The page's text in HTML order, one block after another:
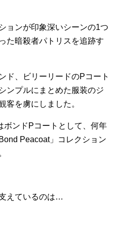
ョンが印象深いシーンの1つ
た暗殺者パトリスを追跡す
ド、ビリーリードのPコート
ンプルにまとめた服装のジ
客を虜にしました。
ボンドPコートとして、何年
Peacoat」コレクション
えているのは…